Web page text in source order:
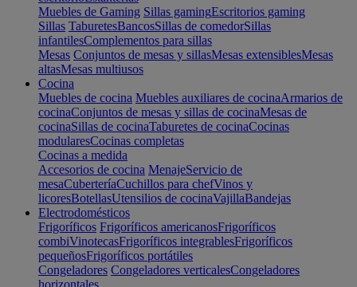
Muebles de Gaming Sillas gamingEscritorios gaming
Sillas TaburetesBancosSillas de comedorSillas
infantilesComplementos para sillas
Mesas Conjuntos de mesas y sillasMesas extensiblesMesas
altasMesas multiusos
Cocina
Muebles de cocina Muebles auxiliares de cocinaArmarios de
cocinaConjuntos de mesas y sillas de cocinaMesas de
cocinaSillas de cocinaTaburetes de cocinaCocinas
modularesCocinas completas
Cocinas a medida
Accesorios de cocina MenajeServicio de
mesaCuberteríaCuchillos para chefVinos y
licoresBotellasUtensilios de cocinaVajillaBandejas
Electrodomésticos
Frigoríficos Frigoríficos americanosFrigoríficos
combiVinotecasFrigoríficos integrablesFrigoríficos
pequeñosFrigoríficos portátiles
Congeladores Congeladores verticalesCongeladores
horizontales